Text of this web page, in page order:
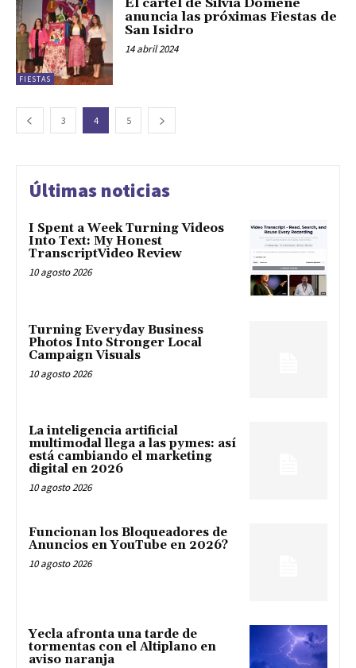
FIESTAS
anuncia las próximas Fiestas de
San Isidro
14 abril 2024
3 4 5
Últimas noticias
I Spent a Week Turning Videos
Into Text: My Honest
TranscriptVideo Review
10 agosto 2026
Turning Everyday Business
Photos Into Stronger Local
Campaign Visuals
10 agosto 2026
La inteligencia artificial
multimodal llega a las pymes: así
está cambiando el marketing
digital en 2026
10 agosto 2026
Funcionan los Bloqueadores de
Anuncios en YouTube en 2026?
10 agosto 2026
Yecla afronta una tarde de
tormentas con el Altiplano en
aviso naranja